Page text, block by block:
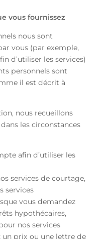
vous fournissez
nous sont
vous (par exemple,
d’utiliser les services)
personnels sont
il est décrit à
nous recueillons
les circonstances
afin d’utiliser les
services de courtage,
services
vous demandez
hypothécaires,
nos services
un prix ou une lettre de